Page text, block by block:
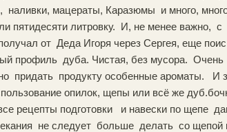
мацераты, Каразюмы и много,
пятидесяти литровку. И, не менее важно,
от Деда Игоря через Сергея, еще
профиль дуба. Чистая, без мусора.
придать продукту особенные ароматы.
опилок, щепы или всё же
рецепты подготовки и навески по щепе
не следует больше делать со